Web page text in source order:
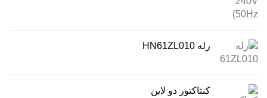
رله HN61ZL010
کنتاکتور دو لاین